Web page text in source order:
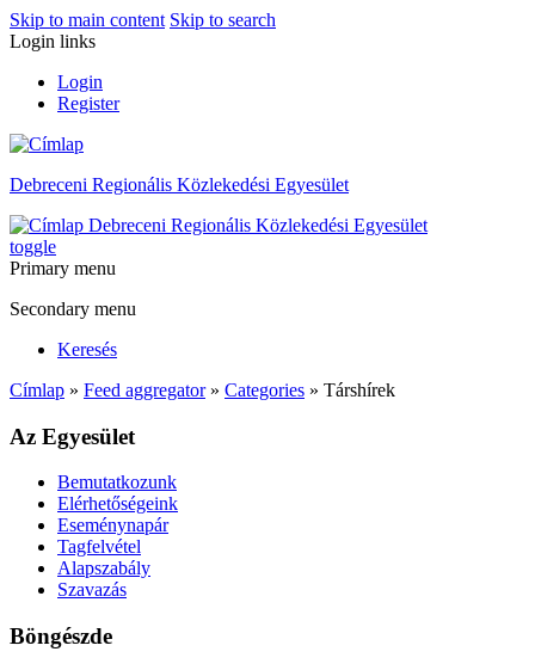
Skip to main content Skip to search
Login links
Login
Register
Debreceni Regionális Közlekedési Egyesület
Debreceni Regionális Közlekedési Egyesület
toggle
Primary menu
Secondary menu
Keresés
Címlap » Feed aggregator» Categories » Társhírek
Az Egyesület
Bemutatkozunk
Elérhetőségeink
Eseménynapár
Tagfelvétel
Alapszabály
Szavazás
Böngészde